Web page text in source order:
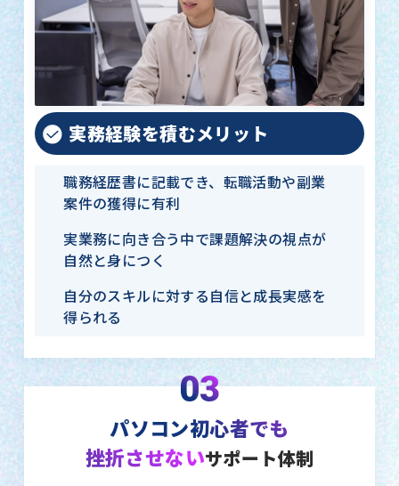
実務経験を積むメリット
職務経歴書に記載でき、転職活動や副業
案件の獲得に有利
実業務に向き合う中で課題解決の視点が
自然と身につく
自分のスキルに対する自信と成長実感を
得られる
03
パソコン初心者でも
挫折させないサポート体制